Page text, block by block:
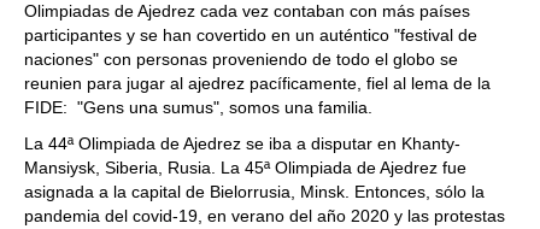
Olimpiadas de Ajedrez cada vez contaban con más países
participantes y se han covertido en un auténtico "festival de
naciones" con personas proveniendo de todo el globo se
reunien para jugar al ajedrez pacíficamente, fiel al lema de la
FIDE: "Gens una sumus", somos una familia.
La 44ª Olimpiada de Ajedrez se iba a disputar en Khanty-
Mansiysk, Siberia, Rusia. La 45ª Olimpiada de Ajedrez fue
asignada a la capital de Bielorrusia, Minsk. Entonces, sólo la
pandemia del covid-19, en verano del año 2020 y las protestas